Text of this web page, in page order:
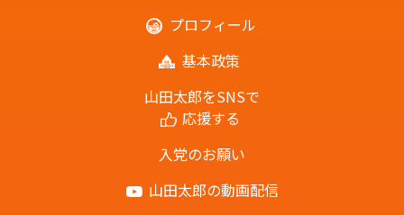
プロフィール
基本政策
山田太郎をSNSで
応援する
入党のお願い
山田太郎の動画配信